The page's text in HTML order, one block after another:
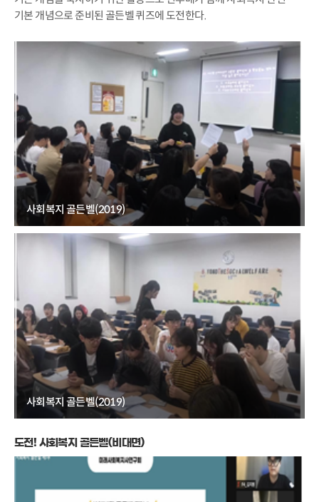
기본 개념으로 준비된 골든벨 퀴즈에 도전한다.
사회복지 골든벨(2019)
사회복지 골든벨(2019)
도전! 사회복지 골든벨(비대면)